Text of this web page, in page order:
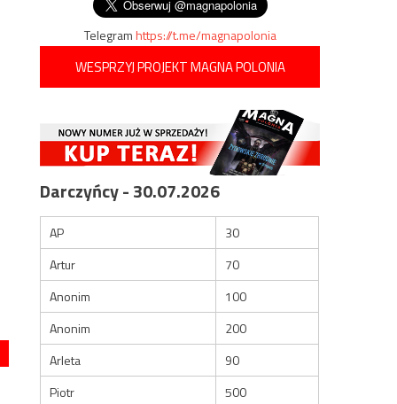
Telegramhttps://t.me/magnapolonia
WESPRZYJ PROJEKT MAGNA POLONIA
Darczyńcy - 30.07.2026
AP
30
Artur
70
Anonim
100
Anonim
200
Arleta
90
Piotr
500